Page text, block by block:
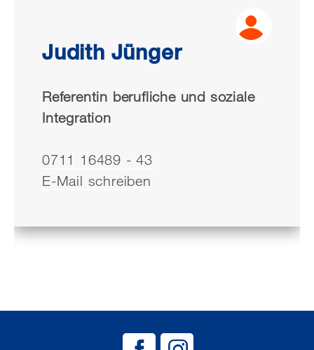
Judith Jünger
Referentin berufliche und soziale
Integration
0711 16489 - 43
E-Mail schreiben